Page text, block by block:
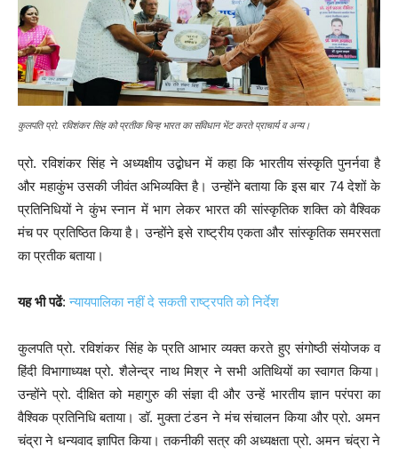
कुलपति प्रो. रविशंकर सिंह को प्रतीक चिन्ह भारत का संविधान भेंट करते प्राचार्य व अन्य।
प्रो. रविशंकर सिंह ने अध्यक्षीय उद्बोधन में कहा कि भारतीय संस्कृति पुनर्नवा है
और महाकुंभ उसकी जीवंत अभिव्यक्ति है। उन्होंने बताया कि इस बार 74 देशों के
प्रतिनिधियों ने कुंभ स्नान में भाग लेकर भारत की सांस्कृतिक शक्ति को वैश्विक
मंच पर प्रतिष्ठित किया है। उन्होंने इसे राष्ट्रीय एकता और सांस्कृतिक समरसता
का प्रतीक बताया।
यह भी पढें:न्यायपालिका नहीं दे सकती राष्ट्रपति को निर्देश
कुलपति प्रो. रविशंकर सिंह के प्रति आभार व्यक्त करते हुए संगोष्ठी संयोजक व
हिंदी विभागाध्यक्ष प्रो. शैलेन्द्र नाथ मिश्र ने सभी अतिथियों का स्वागत किया।
उन्होंने प्रो. दीक्षित को महागुरु की संज्ञा दी और उन्हें भारतीय ज्ञान परंपरा का
वैश्विक प्रतिनिधि बताया। डॉ. मुक्ता टंडन ने मंच संचालन किया और प्रो. अमन
चंद्रा ने धन्यवाद ज्ञापित किया। तकनीकी सत्र की अध्यक्षता प्रो. अमन चंद्रा ने